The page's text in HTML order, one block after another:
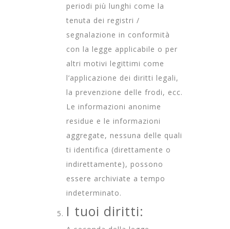
periodi più lunghi come la
tenuta dei registri /
segnalazione in conformità
con la legge applicabile o per
altri motivi legittimi come
l’applicazione dei diritti legali,
la prevenzione delle frodi, ecc.
Le informazioni anonime
residue e le informazioni
aggregate, nessuna delle quali
ti identifica (direttamente o
indirettamente), possono
essere archiviate a tempo
indeterminato.
I tuoi diritti: